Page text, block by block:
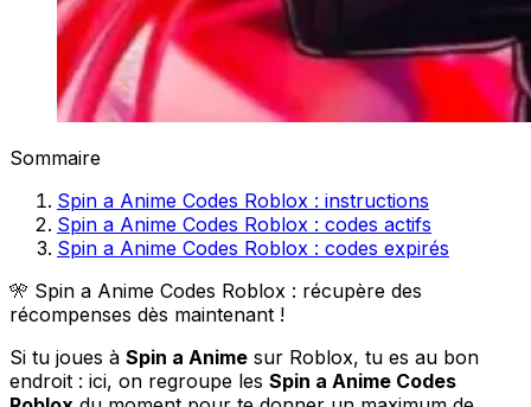
Sommaire
Spin a Anime Codes Roblox : instructions
Spin a Anime Codes Roblox : codes actifs
Spin a Anime Codes Roblox : codes expirés
🎌 Spin a Anime Codes Roblox : récupère des
récompenses dès maintenant !
Si tu joues à Spin a Anime sur Roblox, tu es au bon
endroit : ici, on regroupe les Spin a Anime Codes